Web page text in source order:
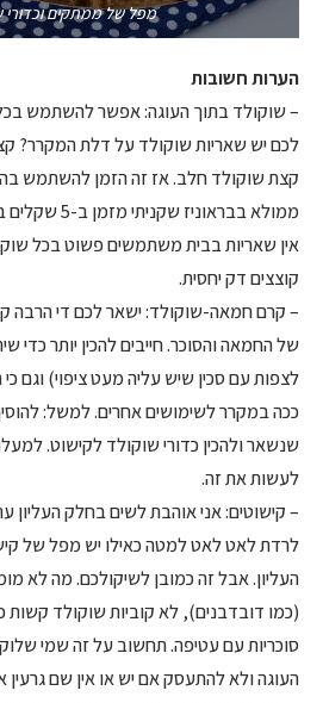
מפל של ממתקים וכדורי
הערות חשובות
– שוקולד בתוך העוגה: אפשר להשתמש
לכם יש שאריות שוקולד על דלת המקרר?
קצת שוקולד חלב. אז זה הזמן להשתמש
ממולא
אין שאריות בבית משתמשים פשוט בכל
קוצצים דק יחסית.
– קרם חמאה-שוקולד: ישאר לכם די הרבה
של החמאה והסוכר. חייבים להכין יותר כדי
לצפות עם סכין שיש עליה מעט ציפוי) וגם
ככה במקרר לשימושים אחרים. למשל:
שנשאר ולהכין כדורי שוקולד לקישוט.
לעשות את זה.
– קישוטים: אני אוהבת לשים בחלק העליון
לרדת לאט לאט למטה כאילו יש מפל של
העליון. אבל זה כמובן לשיקולכם. מה לא
(כמו דובדבנים), לא קוביות שוקולד
סוכריות עם עטיפה. תחשוב על זה שמי
העוגה ולא להתעסק אם יש או אין שם גרעין